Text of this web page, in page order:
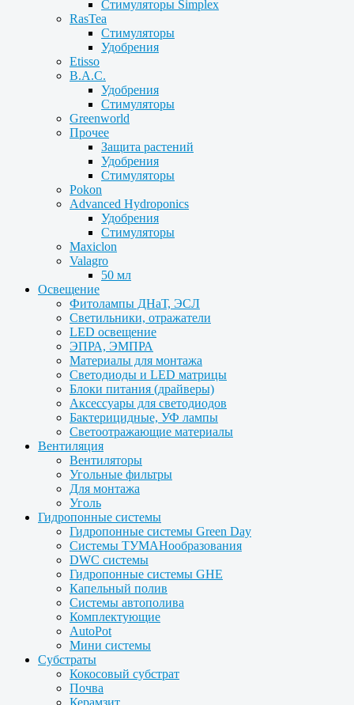
Стимуляторы Simplex
RasTea
Стимуляторы
Удобрения
Etisso
B.A.C.
Удобрения
Стимуляторы
Greenworld
Прочее
Защита растений
Удобрения
Стимуляторы
Pokon
Advanced Hydroponics
Удобрения
Стимуляторы
Maxiclon
Valagro
50 мл
Освещение
Фитолампы ДНаТ, ЭСЛ
Светильники, отражатели
LED освещение
ЭПРА, ЭМПРА
Материалы для монтажа
Светодиоды и LED матрицы
Блоки питания (драйверы)
Аксессуары для светодиодов
Бактерицидные, УФ лампы
Светоотражающие материалы
Вентиляция
Вентиляторы
Угольные фильтры
Для монтажа
Уголь
Гидропонные системы
Гидропонные системы Green Day
Системы ТУМАНообразования
DWC системы
Гидропонные системы GHE
Капельный полив
Системы автополива
Комплектующие
AutoPot
Мини системы
Субстраты
Кокосовый субстрат
Почва
Керамзит